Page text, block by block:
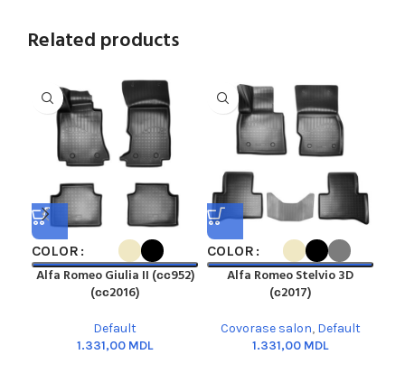
Related products
COLOR
Alfa Romeo Giulia II (сс952)
(сс2016)
Default
MDL
COLOR
Alfa Romeo Stelvio 3D
(с2017)
Covorase salon, Default
MDL